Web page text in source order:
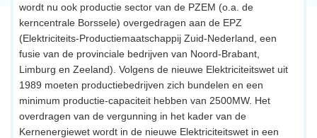
wordt nu ook productie sector van de PZEM (o.a. de
kerncentrale Borssele) overgedragen aan de EPZ
(Elektriciteits-Productiemaatschappij Zuid-Nederland, een
fusie van de provinciale bedrijven van Noord-Brabant,
Limburg en Zeeland). Volgens de nieuwe Elektriciteitswet uit
1989 moeten productiebedrijven zich bundelen en een
minimum productie-capaciteit hebben van 2500MW. Het
overdragen van de vergunning in het kader van de
Kernenergiewet wordt in de nieuwe Elektriciteitswet in een